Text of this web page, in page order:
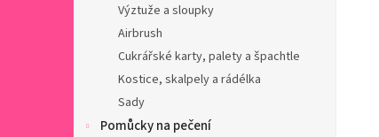
Výztuže a sloupky
Airbrush
Cukrářské karty, palety a špachtle
Kostice, skalpely a rádélka
Sady
Pomůcky na pečení